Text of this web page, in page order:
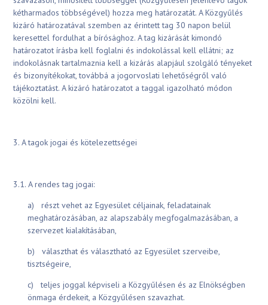
kétharmados többségével) hozza meg határozatát. A Közgyűlés
kizáró határozatával szemben az érintett tag 30 napon belül
keresettel fordulhat a bírósághoz. A tag kizárását kimondó
határozatot írásba kell foglalni és indokolással kell ellátni; az
indokolásnak tartalmaznia kell a kizárás alapjául szolgáló tényeket
és bizonyítékokat, továbbá a jogorvoslati lehetőségről való
tájékoztatást. A kizáró határozatot a taggal igazolható módon
közölni kell.
3. A tagok jogai és kötelezettségei
3.1. A rendes tag jogai:
a) részt vehet az Egyesület céljainak, feladatainak
meghatározásában, az alapszabály megfogalmazásában, a
szervezet kialakításában,
b) választhat és választható az Egyesület szerveibe,
tisztségeire,
c) teljes joggal képviseli a Közgyűlésen és az Elnökségben
önmaga érdekeit, a Közgyűlésen szavazhat.